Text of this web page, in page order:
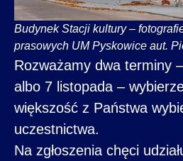
Budynek Stacji kultury –
prasowych UM Pyskowice aut.
Rozważamy dwa terminy
albo 7 listopada –
większość z Państwa
uczestnictwa.
Na zgłoszenia chęci